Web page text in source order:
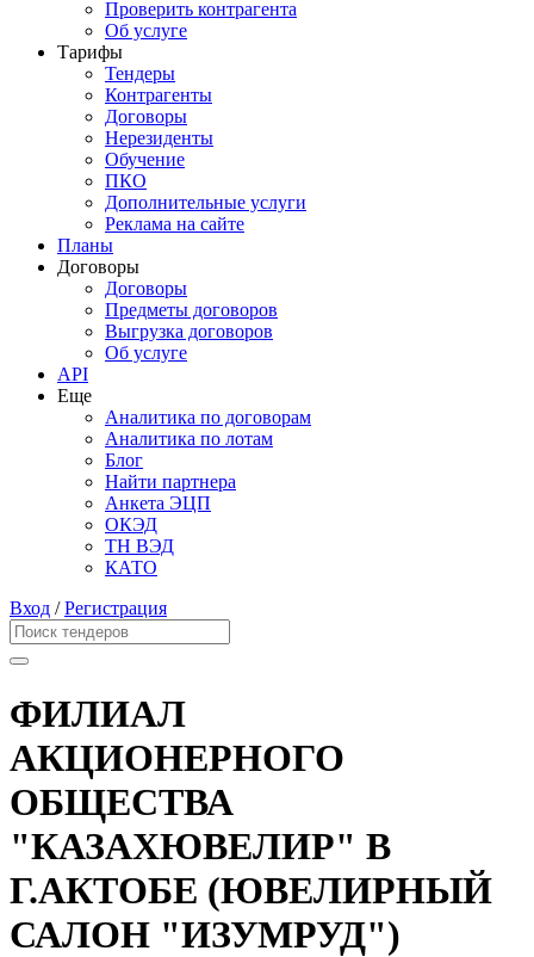
Проверить контрагента
Об услуге
Тарифы
Тендеры
Контрагенты
Договоры
Нерезиденты
Обучение
ПКО
Дополнительные услуги
Реклама на сайте
Планы
Договоры
Договоры
Предметы договоров
Выгрузка договоров
Об услуге
API
Еще
Аналитика по договорам
Аналитика по лотам
Блог
Найти партнера
Анкета ЭЦП
ОКЭД
ТН ВЭД
КАТО
Вход /Регистрация
ФИЛИАЛ
АКЦИОНЕРНОГО
ОБЩЕСТВА
"КАЗАХЮВЕЛИР" В
Г.АКТОБЕ (ЮВЕЛИРНЫЙ
САЛОН "ИЗУМРУД")